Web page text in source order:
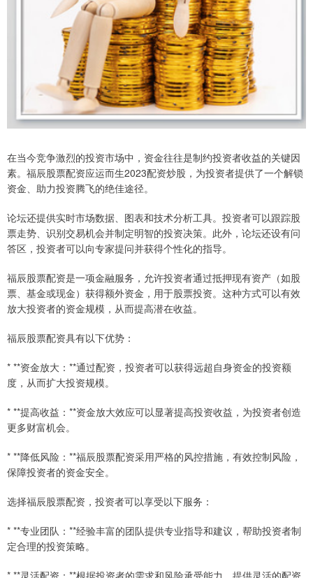
在当今竞争激烈的投资市场中，资金往往是制约投资者收益的关键因
素。福辰股票配资应运而生2023配资炒股，为投资者提供了一个解锁
资金、助力投资腾飞的绝佳途径。
论坛还提供实时市场数据、图表和技术分析工具。投资者可以跟踪股
票走势、识别交易机会并制定明智的投资决策。此外，论坛还设有问
答区，投资者可以向专家提问并获得个性化的指导。
福辰股票配资是一项金融服务，允许投资者通过抵押现有资产（如股
票、基金或现金）获得额外资金，用于股票投资。这种方式可以有效
放大投资者的资金规模，从而提高潜在收益。
福辰股票配资具有以下优势：
* **资金放大：**通过配资，投资者可以获得远超自身资金的投资额
度，从而扩大投资规模。
* **提高收益：**资金放大效应可以显著提高投资收益，为投资者创造
更多财富机会。
* **降低风险：**福辰股票配资采用严格的风控措施，有效控制风险，
保障投资者的资金安全。
选择福辰股票配资，投资者可以享受以下服务：
* **专业团队：**经验丰富的团队提供专业指导和建议，帮助投资者制
定合理的投资策略。
* **灵活配资：**根据投资者的需求和风险承受能力，提供灵活的配资